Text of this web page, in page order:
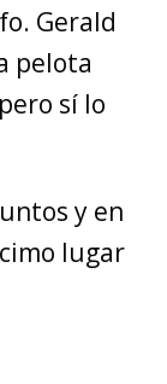
Gerald
pelota
sí lo
y en
lugar